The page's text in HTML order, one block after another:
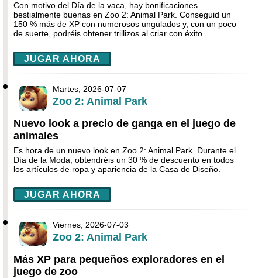
Con motivo del Día de la vaca, hay bonificaciones
bestialmente buenas en Zoo 2: Animal Park. Conseguid un
150 % más de XP con numerosos ungulados y, con un poco
de suerte, podréis obtener trillizos al criar con éxito.
JUGAR AHORA
Martes, 2026-07-07
Zoo 2: Animal Park
Nuevo look a precio de ganga en el juego de
animales
Es hora de un nuevo look en Zoo 2: Animal Park. Durante el
Día de la Moda, obtendréis un 30 % de descuento en todos
los artículos de ropa y apariencia de la Casa de Diseño.
JUGAR AHORA
Viernes, 2026-07-03
Zoo 2: Animal Park
Más XP para pequeños exploradores en el
juego de zoo